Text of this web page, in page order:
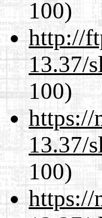
100)
http://
13.37/
100)
https://
13.37/
100)
https://